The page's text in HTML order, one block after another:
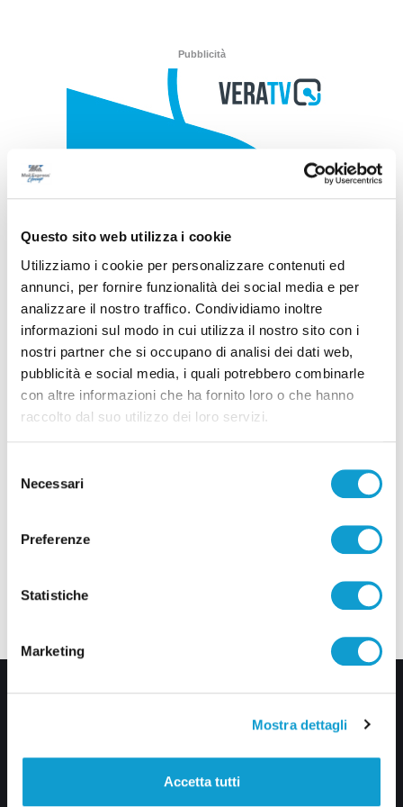
Questo sito web utilizza i cookie
Utilizziamo i cookie per personalizzare contenuti ed
annunci, per fornire funzionalità dei social media e per
analizzare il nostro traffico. Condividiamo inoltre
informazioni sul modo in cui utilizza il nostro sito con i
nostri partner che si occupano di analisi dei dati web,
pubblicità e social media, i quali potrebbero combinarle
con altre informazioni che ha fornito loro o che hanno
raccolto dal suo utilizzo dei loro servizi.
delNecessari
Preferenze
Statistiche
Marketing
Mostra dettagli
Accetta tutti
Pubblicità